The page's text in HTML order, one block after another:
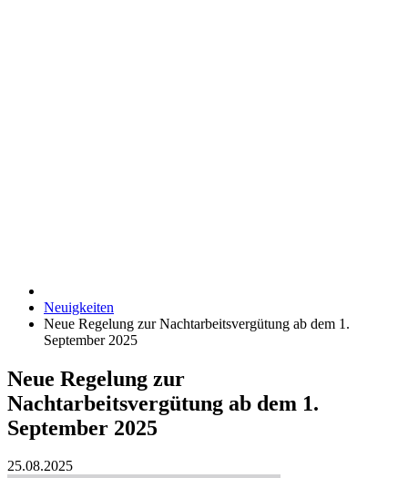
Neuigkeiten
Neue Regelung zur Nachtarbeitsvergütung ab dem 1.
September 2025
Neue Regelung zur
Nachtarbeitsvergütung ab dem 1.
September 2025
25.08.2025